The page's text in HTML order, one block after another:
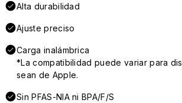
Alta durabilidad
Ajuste preciso
Carga inalámbrica
*La compatibilidad puede variar para
sean de Apple.
Sin PFAS-NIA ni BPA/F/S